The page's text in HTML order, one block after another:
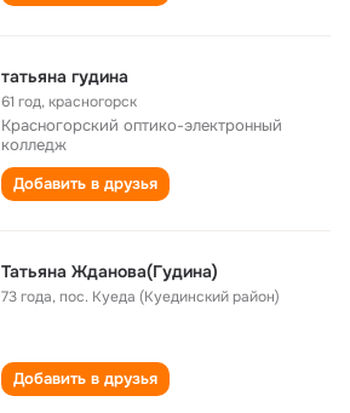
татьяна гудина
61 год,красногорск
Красногорский оптико-электронный
колледж
Добавить в друзья
Татьяна Жданова(Гудина)
73 года,пос. Куеда (Куединский район)
Добавить в друзья